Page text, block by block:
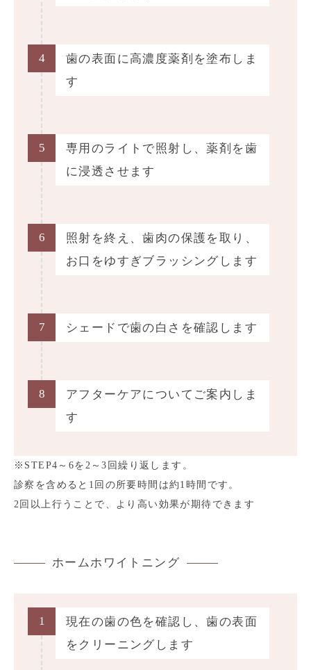
4
歯の表面に高濃度薬剤を塗布しま
す
5
専用のライトで照射し、薬剤を歯
に浸透させます
6
照射を終え、歯肉の保護を取り、
お口をゆすぎブラッシングします
7 シェードで歯の白さを確認します
8
アフターケアについてご案内しま
す
※STEP4～6を2～3回繰り返します。
診察を含めると1回の所要時間は約1時間です。
2回以上行うことで、より高い効果が期待できます
ホームホワイトニング
1
現在の歯の色を確認し、歯の表面
をクリーニングします